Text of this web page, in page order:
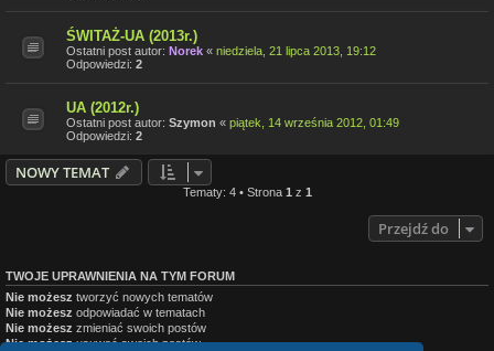
ŚWITAŻ-UA (2013r.)
Ostatni post autor: Norek « niedziela, 21 lipca 2013, 19:12
Odpowiedzi: 2
UA (2012r.)
Ostatni post autor: Szymon « piątek, 14 września 2012, 01:49
Odpowiedzi: 2
NOWY TEMAT
Tematy: 4 • Strona 1 z 1
Przejdź do
TWOJE UPRAWNIENIA NA TYM FORUM
Nie możesz tworzyć nowych tematów
Nie możesz odpowiadać w tematach
Nie możesz zmieniać swoich postów
Nie możeszusuwać swoich postów